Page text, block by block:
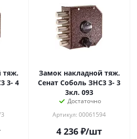
тяж.
3- 4
Замок накладной тяж.
Сенат Соболь ЗНС3 3- 3
3кл. 093
Достаточно
Артикул: 00061594
4 236 ₽/шт